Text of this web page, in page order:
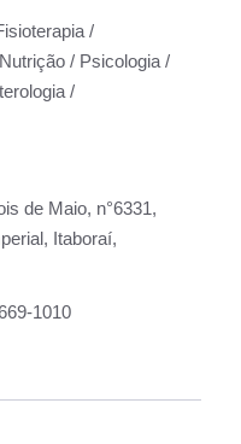
/
/ Psicologia /
/
de Maio, n°6331,
Itaboraí,
1010